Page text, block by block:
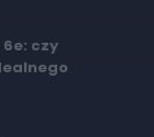
6e: czy